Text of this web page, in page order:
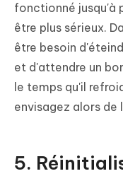
fonctionné jusqu'à
être plus sérieux.
être besoin
et d'attendre un
le temps qu'il
envisagez alors de
5.